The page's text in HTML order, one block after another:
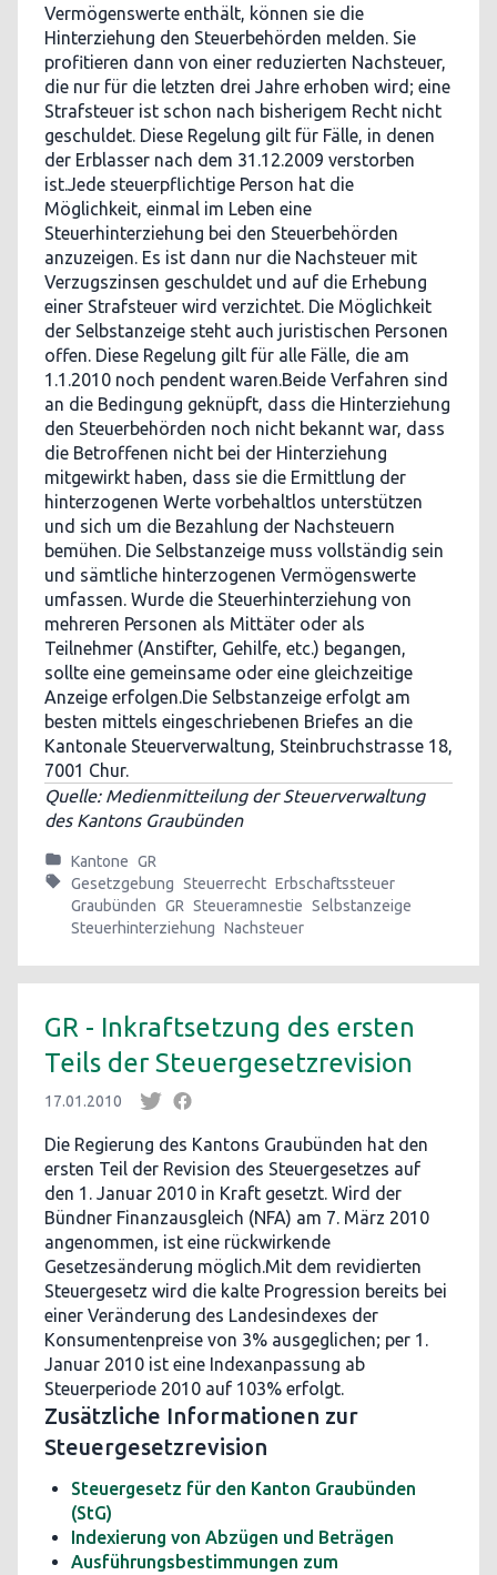
Vermögenswerte enthält, können sie die
Hinterziehung den Steuerbehörden melden. Sie
profitieren dann von einer reduzierten Nachsteuer,
die nur für die letzten drei Jahre erhoben wird; eine
Strafsteuer ist schon nach bisherigem Recht nicht
geschuldet. Diese Regelung gilt für Fälle, in denen
der Erblasser nach dem 31.12.2009 verstorben
ist.Jede steuerpflichtige Person hat die
Möglichkeit, einmal im Leben eine
Steuerhinterziehung bei den Steuerbehörden
anzuzeigen. Es ist dann nur die Nachsteuer mit
Verzugszinsen geschuldet und auf die Erhebung
einer Strafsteuer wird verzichtet. Die Möglichkeit
der Selbstanzeige steht auch juristischen Personen
offen. Diese Regelung gilt für alle Fälle, die am
1.1.2010 noch pendent waren.Beide Verfahren sind
an die Bedingung geknüpft, dass die Hinterziehung
den Steuerbehörden noch nicht bekannt war, dass
die Betroffenen nicht bei der Hinterziehung
mitgewirkt haben, dass sie die Ermittlung der
hinterzogenen Werte vorbehaltlos unterstützen
und sich um die Bezahlung der Nachsteuern
bemühen. Die Selbstanzeige muss vollständig sein
und sämtliche hinterzogenen Vermögenswerte
umfassen. Wurde die Steuerhinterziehung von
mehreren Personen als Mittäter oder als
Teilnehmer (Anstifter, Gehilfe, etc.) begangen,
sollte eine gemeinsame oder eine gleichzeitige
Anzeige erfolgen.Die Selbstanzeige erfolgt am
besten mittels eingeschriebenen Briefes an die
Kantonale Steuerverwaltung, Steinbruchstrasse 18,
7001 Chur.
Quelle: Medienmitteilung der Steuerverwaltung
des Kantons Graubünden
Kantone GR
Gesetzgebung Steuerrecht Erbschaftssteuer
Graubünden GR Steueramnestie Selbstanzeige
Steuerhinterziehung Nachsteuer
GR - Inkraftsetzung des ersten
Teils der Steuergesetzrevision
17.01.2010
Die Regierung des Kantons Graubünden hat den
ersten Teil der Revision des Steuergesetzes auf
den 1. Januar 2010 in Kraft gesetzt. Wird der
Bündner Finanzausgleich (NFA) am 7. März 2010
angenommen, ist eine rückwirkende
Gesetzesänderung möglich.Mit dem revidierten
Steuergesetz wird die kalte Progression bereits bei
einer Veränderung des Landesindexes der
Konsumentenpreise von 3% ausgeglichen; per 1.
Januar 2010 ist eine Indexanpassung ab
Steuerperiode 2010 auf 103% erfolgt.
Zusätzliche Informationen zur
Steuergesetzrevision
Steuergesetz für den Kanton Graubünden
(StG)
Indexierung von Abzügen und Beträgen
Ausführungsbestimmungen zum